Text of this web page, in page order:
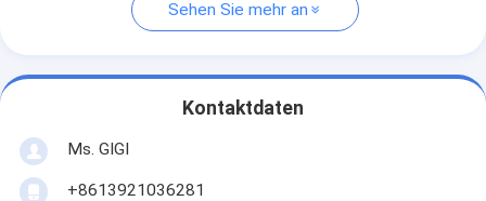
Sehen Sie mehr an
Kontaktdaten
Ms. GIGI
+8613921036281